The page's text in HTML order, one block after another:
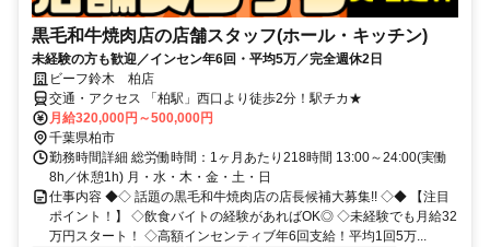
黒毛和牛焼肉店の店舗スタッフ(ホール・キッチン)
未経験の方も歓迎／インセン年6回・平均5万／完全週休2日
ビーフ鈴木 柏店
交通・アクセス 「柏駅」西口より徒歩2分！駅チカ★
月給320,000円～500,000円
千葉県柏市
勤務時間詳細 総労働時間：1ヶ月あたり218時間 13:00～24:00(実働
8h／休憩1h) 月・水・木・金・土・日
仕事内容 ◆◇ 話題の黒毛和牛焼肉店の店長候補大募集!! ◇◆ 【注目
ポイント！】 ◇飲食バイトの経験があればOK◎ ◇未経験でも月給32
万円スタート！ ◇高額インセンティブ年6回支給！平均1回5万...